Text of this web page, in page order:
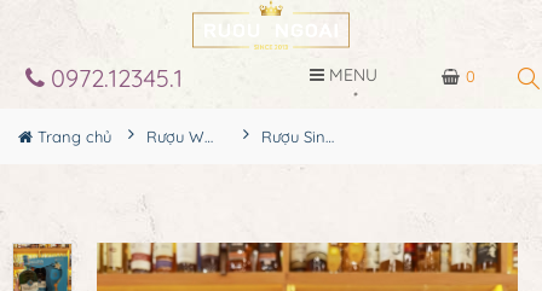
0
0972.12345.1 MENU
Trang chủ Rượu Whisky Rượu Singleton 12YO Hộp Quà 2024